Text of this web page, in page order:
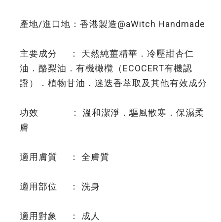
產地/進口地：香港製造@aWitch Handmade
主要成分 ： 天然純薑精華．冷壓甜杏仁
油．酪梨油．有機橄欖（ECOCERT有機認
證）．植物甘油．迷迭香萃取及其他有效成分
功效 ： 溫和潔淨．驅風散寒．保濕柔
膚
適用膚質 ： 全膚質
適用部位 ： 洗身
適用對象 ： 成人